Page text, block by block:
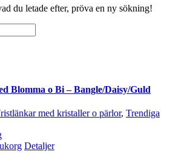
du letade efter, pröva en ny sökning!
Blomma o Bi – Bangle/Daisy/Guld
med kristaller o pärlor, Trendiga
Detaljer